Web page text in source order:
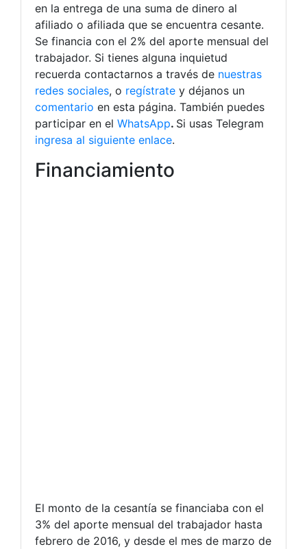
en la entrega de una suma de dinero al
afiliado o afiliada que se encuentra cesante.
Se financia con el 2% del aporte mensual del
trabajador. Si tienes alguna inquietud
recuerda contactarnos a través de nuestras
redes sociales, o regístrate y déjanos un
comentario en esta página. También puedes
participar en el WhatsApp. Si usas Telegram
ingresa al siguiente enlace.
Financiamiento
El monto de la cesantía se financiaba con el
3% del aporte mensual del trabajador hasta
febrero de 2016, y desde el mes de marzo de